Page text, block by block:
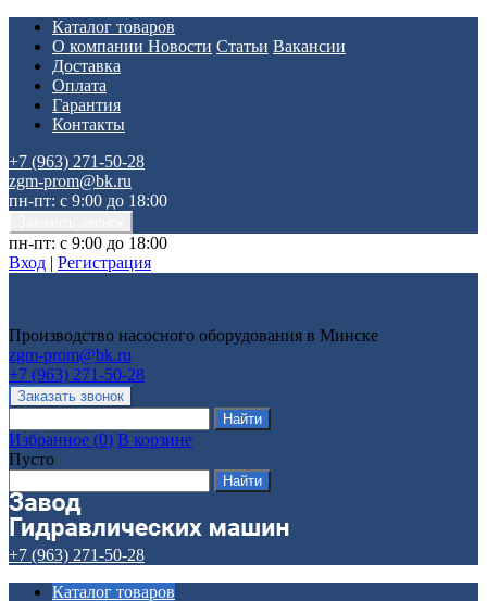
Каталог товаров
О компании Новости Статьи Вакансии
Доставка
Оплата
Гарантия
Контакты
+7 (963) 271-50-28
zgm-prom@bk.ru
пн-пт: с 9:00 до 18:00
пн-пт: с 9:00 до 18:00
Вход | Регистрация
Производство насосного оборудования в Минске
zgm-prom@bk.ru
+7 (963) 271-50-28
Избранное (0) В корзине
Пусто
+7 (963) 271-50-28
Каталог товаров